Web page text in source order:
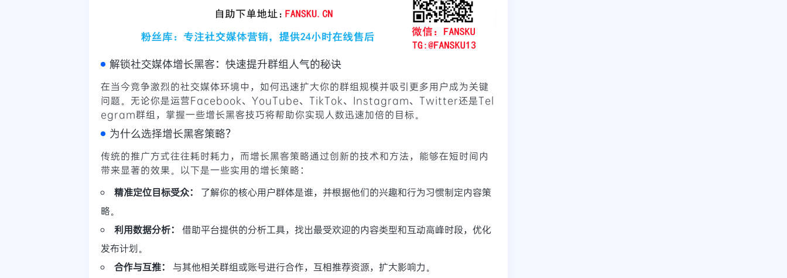
解锁社交媒体增长黑客：快速提升群组人气的秘诀
在当今竞争激烈的社交媒体环境中，如何迅速扩大你的群组规模并吸引更多用户成为关键
问题。无论你是运营Facebook、YouTube、TikTok、Instagram、Twitter还是Tel
egram群组，掌握一些增长黑客技巧将帮助你实现人数迅速加倍的目标。
为什么选择增长黑客策略？
传统的推广方式往往耗时耗力，而增长黑客策略通过创新的技术和方法，能够在短时间内
带来显著的效果。以下是一些实用的增长策略：
精准定位目标受众：
了解你的核心用户群体是谁，并根据他们的兴趣和行为习惯制定内容策
略。
利用数据分析：
借助平台提供的分析工具，找出最受欢迎的内容类型和互动高峰时段，优化
发布计划。
合作与互推：
与其他相关群组或账号进行合作，互相推荐资源，扩大影响力。